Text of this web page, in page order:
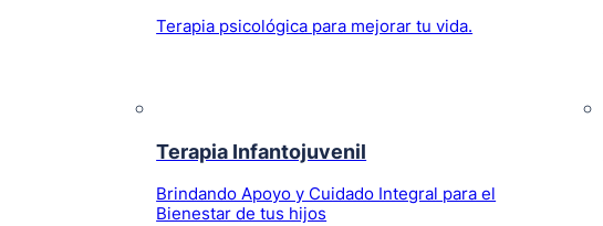
Terapia psicológica para mejorar tu vida.
Terapia Infantojuvenil
Brindando Apoyo y Cuidado Integral para el
Bienestar de tus hijos